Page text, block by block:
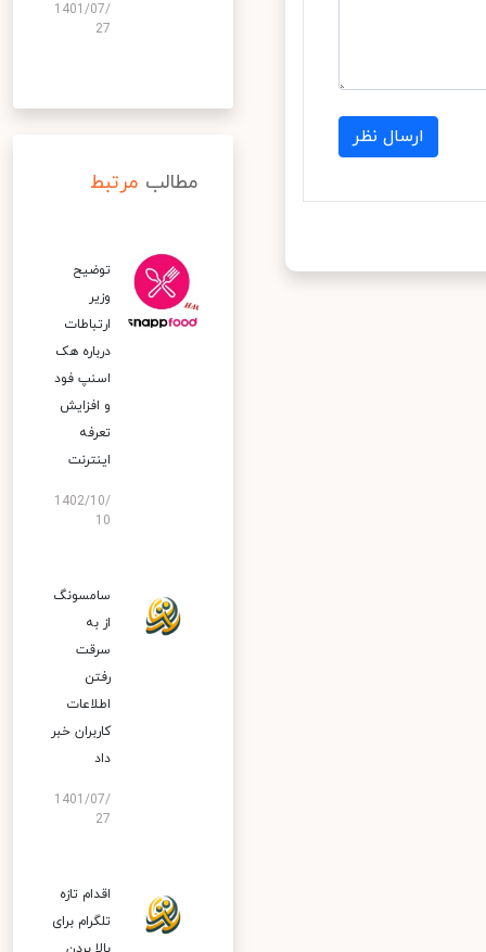
ارسال نظر
1401/07/
27
مطالب مرتبط
توضیح
وزیر
ارتباطات
درباره هک
اسنپ‌ فود
و افزایش
تعرفه
اینترنت
1402/10/
10
سامسونگ
از به
سرقت
رفتن
اطلاعات
کاربران خبر
داد
1401/07/
27
اقدام تازه
تلگرام برای